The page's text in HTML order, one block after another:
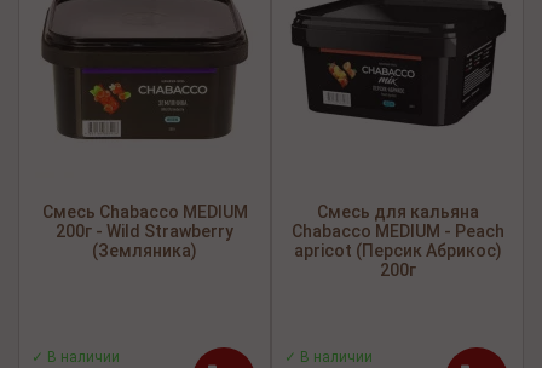
Смесь Chabacco MEDIUM
200г - Wild Strawberry
(Земляника)
✓ В наличии
Смесь для кальяна
Chabacco MEDIUM - Peach
apricot (Персик Абрикос)
200г
✓ В наличии